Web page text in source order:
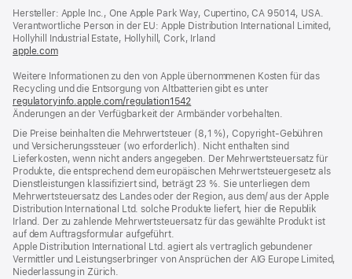
neues
Fenster)
Hersteller: Apple Inc., One Apple Park Way, Cupertino, CA 95014, USA.
Verantwortliche Person in der EU: Apple Distribution International Limited,
Hollyhill Industrial Estate, Hollyhill, Cork, Irland
apple.com(öffnet
neues
Fenster)
Weitere Informationen zu den von Apple übernommenen Kosten für das
Recycling und die Entsorgung von Altbatterien gibt es unter
regulatoryinfo.apple.com/regulation1542
ein
neues
Fenster)
Änderungen an der Verfügbarkeit der Armbänder vorbehalten.
Die Preise beinhalten die Mehrwertsteuer (8,1 %), Copyright-Gebühren
und Versicherungssteuer (wo erforderlich). Nicht enthalten sind
Lieferkosten, wenn nicht anders angegeben. Der Mehrwertsteuersatz für
Produkte, die entsprechend dem europäischen Mehrwertsteuergesetz als
Dienstleistungen klassifiziert sind, beträgt 23 %. Sie unterliegen dem
Mehrwertsteuersatz des Landes oder der Region, aus dem/ aus der Apple
Distribution International Ltd. solche Produkte liefert, hier die Republik
Irland. Der zu zahlende Mehrwertsteuersatz für das gewählte Produkt ist
auf dem Auftragsformular aufgeführt.
Apple Distribution International Ltd. agiert als vertraglich gebundener
Vermittler und Leistungserbringer von Ansprüchen der AIG Europe Limited,
Niederlassung in Zürich.